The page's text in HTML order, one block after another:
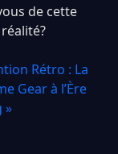
de cette
Rétro : La
Gear à l’Ère
»